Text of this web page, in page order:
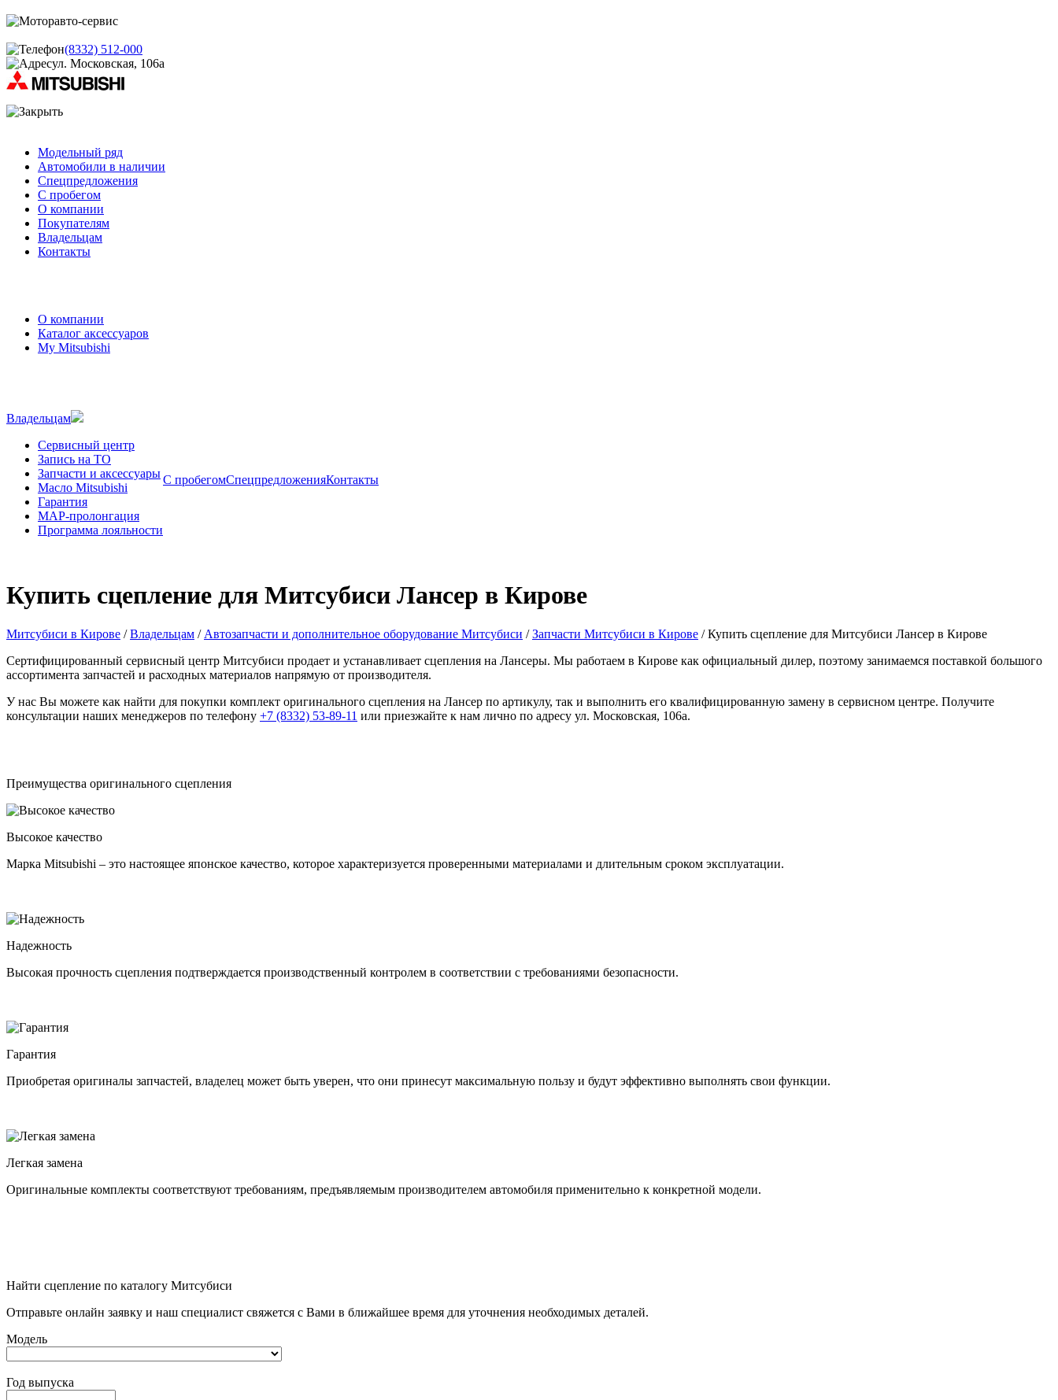
(8332) 512-000
ул. Московская, 106а
Модельный ряд
Автомобили в наличии
Спецпредложения
С пробегом
О компании
Покупателям
Владельцам
Контакты
О компании
Каталог аксессуаров
My Mitsubishi
Владельцам
Сервисный центр
Запись на ТО
Запчасти и аксессуары
Масло Mitsubishi
Гарантия
MAP-пролонгация
Программа лояльности
С пробегомСпецпредложенияКонтакты
Купить сцепление для Митсубиси Лансер в Кирове
Митсубиси в Кирове / Владельцам / Автозапчасти и дополнительное оборудование Митсубиси / Запчасти Митсубиси в Кирове /Купить сцепление для Митсубиси Лансер в Кирове
Сертифицированный сервисный центр Митсубиси продает и устанавливает сцепления на Лансеры. Мы работаем в Кирове как официальный дилер, поэтому занимаемся поставкой большого
ассортимента запчастей и расходных материалов напрямую от производителя.
У нас Вы можете как найти для покупки комплект оригинального сцепления на Лансер по артикулу, так и выполнить его квалифицированную замену в сервисном центре. Получите
консультации наших менеджеров по телефону +7 (8332) 53-89-11 или приезжайте к нам лично по адресу ул. Московская, 106а.
Преимущества оригинального сцепления
Высокое качество
Марка Mitsubishi – это настоящее японское качество, которое характеризуется проверенными материалами и длительным сроком эксплуатации.
Надежность
Высокая прочность сцепления подтверждается производственный контролем в соответствии с требованиями безопасности.
Гарантия
Приобретая оригиналы запчастей, владелец может быть уверен, что они принесут максимальную пользу и будут эффективно выполнять свои функции.
Легкая замена
Оригинальные комплекты соответствуют требованиям, предъявляемым производителем автомобиля применительно к конкретной модели.
Найти сцепление по каталогу Митсубиси
Отправьте онлайн заявку и наш специалист свяжется с Вами в ближайшее время для уточнения необходимых деталей.
Модель
Год выпуска